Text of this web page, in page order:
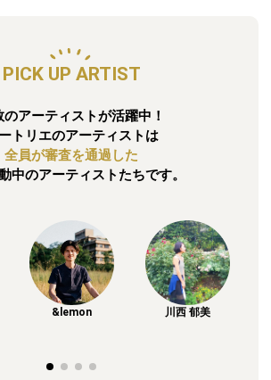
PICK UP ARTIST
のアーティストが活躍中！
トリエのアーティストは
全員が審査を通過した
中のアーティストたちです。
&lemon 川西 郁美